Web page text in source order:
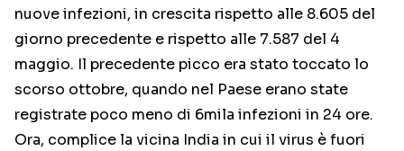
nuove infezioni, in crescita rispetto alle 8.605 del
giorno precedente e rispetto alle 7.587 del 4
maggio. Il precedente picco era stato toccato lo
scorso ottobre, quando nel Paese erano state
registrate poco meno di 6mila infezioni in 24 ore.
Ora, complice la vicina India in cui il virus è fuori